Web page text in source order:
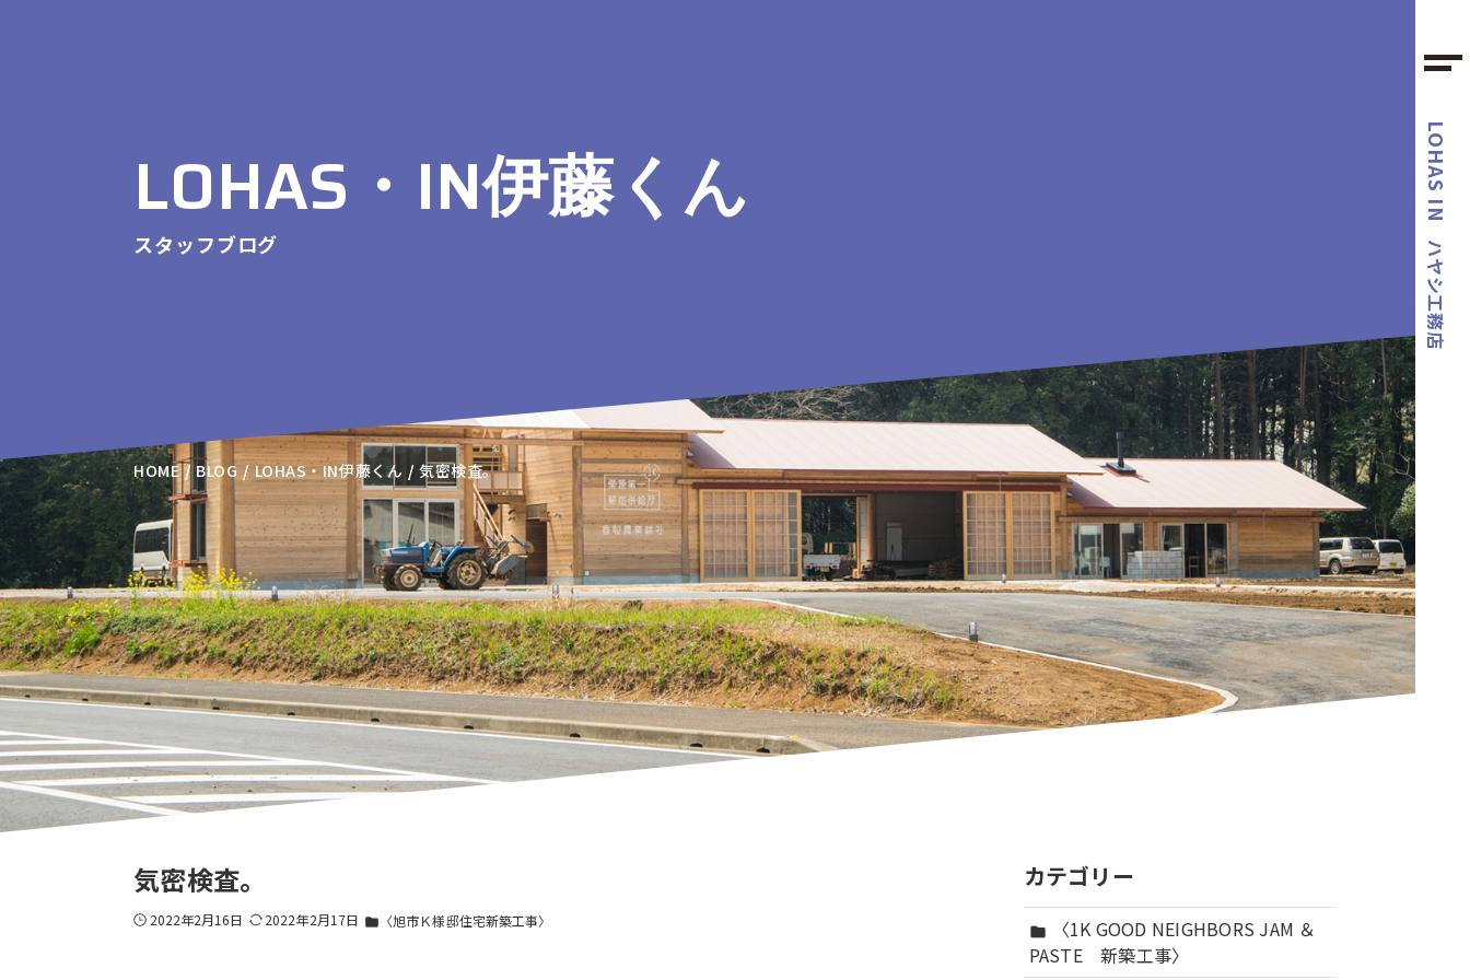
LOHAS IN
ハヤシ工務店
LOHAS・IN伊藤くん
スタッフブログ
HOME BLOG LOHAS・IN伊藤くん 気密検査。
気密検査。
2022年2月16日 2022年2月17日 folder 〈旭市Ｋ様邸住宅新築工事〉
カテゴリー
folder
〈1K GOOD NEIGHBORS JAM ＆
PASTE 新築工事〉